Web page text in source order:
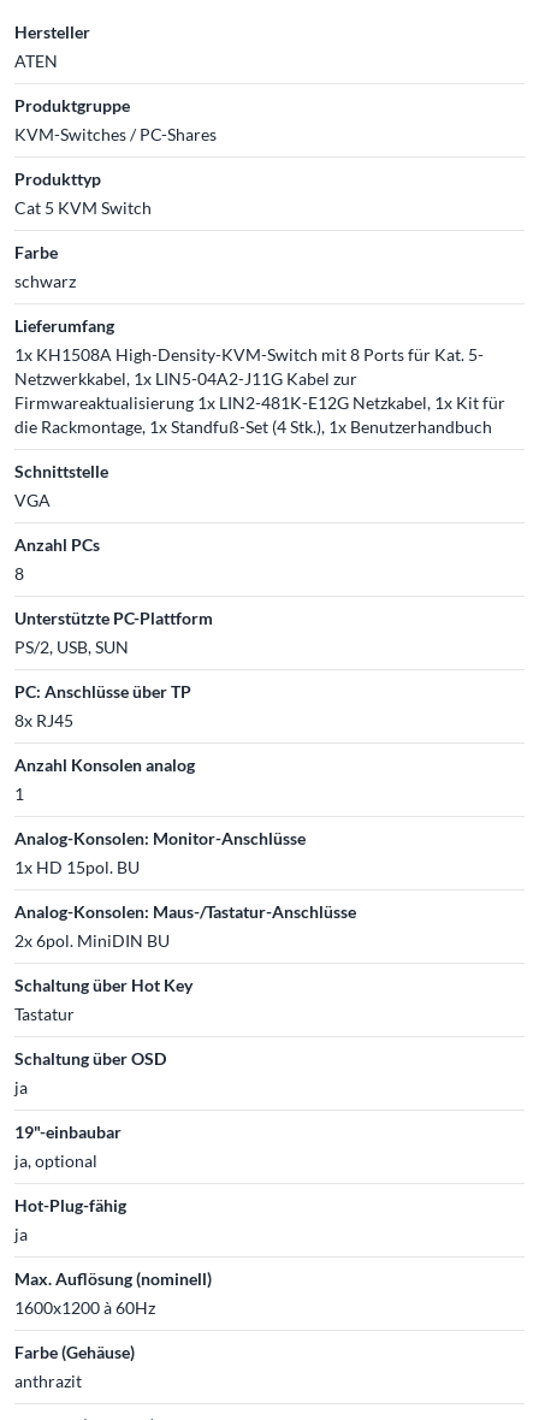
Hersteller
ATEN
Produktgruppe
KVM-Switches / PC-Shares
Produkttyp
Cat 5 KVM Switch
Farbe
schwarz
Lieferumfang
1x KH1508A High-Density-KVM-Switch mit 8 Ports für Kat. 5-
Netzwerkkabel, 1x LIN5-04A2-J11G Kabel zur
Firmwareaktualisierung 1x LIN2-481K-E12G Netzkabel, 1x Kit für
die Rackmontage, 1x Standfuß-Set (4 Stk.), 1x Benutzerhandbuch
Schnittstelle
VGA
Anzahl PCs
8
Unterstützte PC-Plattform
PS/2, USB, SUN
PC: Anschlüsse über TP
8x RJ45
Anzahl Konsolen analog
1
Analog-Konsolen: Monitor-Anschlüsse
1x HD 15pol. BU
Analog-Konsolen: Maus-/Tastatur-Anschlüsse
2x 6pol. MiniDIN BU
Schaltung über Hot Key
Tastatur
Schaltung über OSD
ja
19"-einbaubar
ja, optional
Hot-Plug-fähig
ja
Max. Auflösung (nominell)
1600x1200 à 60Hz
Farbe (Gehäuse)
anthrazit